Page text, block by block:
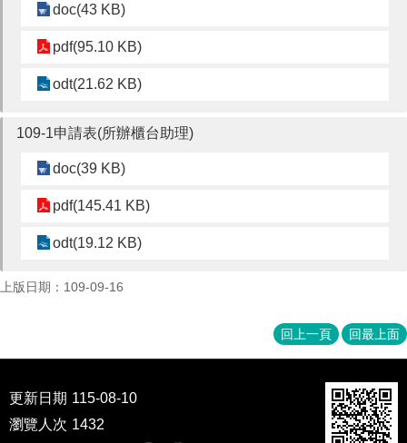
doc(43 KB)
pdf(95.10 KB)
odt(21.62 KB)
109-1申請表(所辦櫃台助理)
doc(39 KB)
pdf(145.41 KB)
odt(19.12 KB)
上版日期：109-09-16
回上一頁 回最上面
更新日期 115-08-10
瀏覽人次 1432